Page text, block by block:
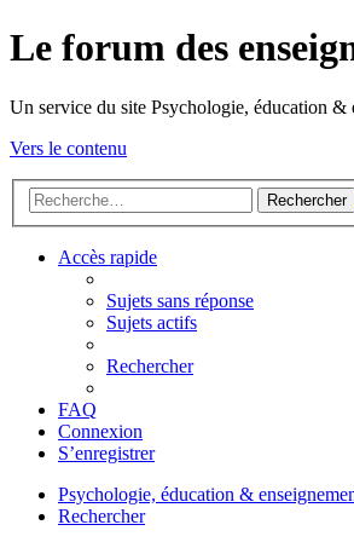
Le forum des
Un service du site Psychologie, éducation &
Vers le contenu
Rechercher
Accès rapide
Sujets sans réponse
Sujets actifs
Rechercher
FAQ
Connexion
S’enregistrer
Psychologie, éducation &
Rechercher